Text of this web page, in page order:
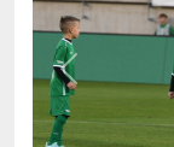
Previous